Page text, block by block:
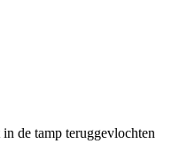
in de tamp teruggevlochten